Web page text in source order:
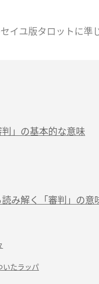
イユ版タロットに準
」の基本的な意味
み解く「審判」の意
いたラッパ